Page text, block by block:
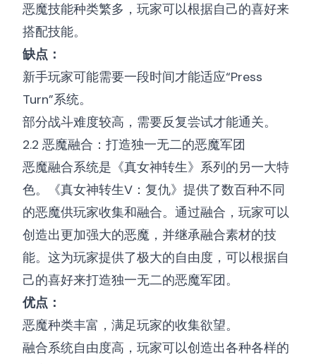
恶魔技能种类繁多，玩家可以根据自己的喜好来
搭配技能。
缺点：
新手玩家可能需要一段时间才能适应“Press
Turn”系统。
部分战斗难度较高，需要反复尝试才能通关。
2.2 恶魔融合：打造独一无二的恶魔军团
恶魔融合系统是《真女神转生》系列的另一大特
色。《真女神转生V：复仇》提供了数百种不同
的恶魔供玩家收集和融合。通过融合，玩家可以
创造出更加强大的恶魔，并继承融合素材的技
能。这为玩家提供了极大的自由度，可以根据自
己的喜好来打造独一无二的恶魔军团。
优点：
恶魔种类丰富，满足玩家的收集欲望。
融合系统自由度高，玩家可以创造出各种各样的